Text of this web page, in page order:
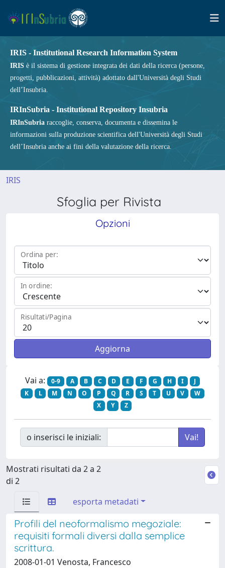
IRIS - Institutional Research Information System
IRIS è il sistema di gestione integrata dei dati della ricerca (persone,
progetti, pubblicazioni, attività) adottato dall'Università degli Studi
dell’Insubria.
IRInSubria - Institutional Repository Insubria
IRInSubria raccoglie, conserva, documenta e dissemina le
informazioni sulla produzione scientifica dell'Università degli Studi
dell’Insubria anche ai fini della valutazione della ricerca.
IRIS
Sfoglia per Rivista
Opzioni
Ordina per:
In ordine:
Risultati/Pagina
Vai a: 0-9 A B C D E F G H I
J
K
L M N O P Q R S T U V
W
X
Y Z
o inserisci le iniziali:
Mostrati risultati da 2 a 2
di 2
esporta metadati
Profili del neoformalismo megoziale:
requisiti formali diversi dalla semplice
scrittura.
2008-01-01 Venosta, Francesco